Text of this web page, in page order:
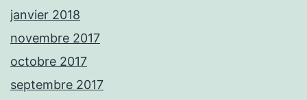
janvier 2018
novembre 2017
octobre 2017
septembre 2017